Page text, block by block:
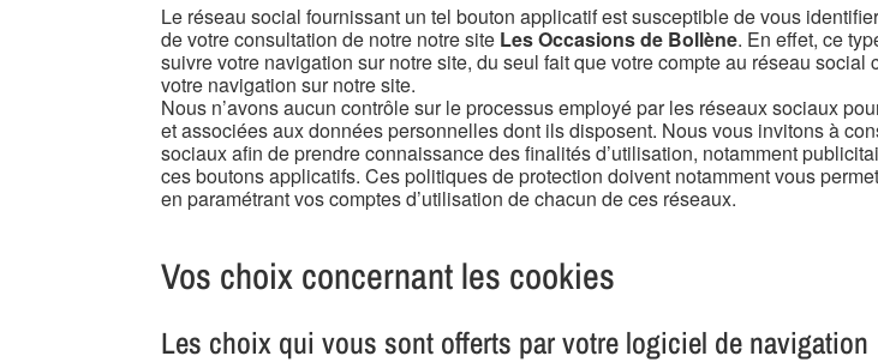
Le réseau social fournissant un tel bouton applicatif est susceptible de vous
de votre consultation de notre notre site Les Occasions de Bollène. En effet, ce
suivre votre navigation sur notre site, du seul fait que votre compte au réseau
votre navigation sur notre site.
Nous n’avons aucun contrôle sur le processus employé par les réseaux sociaux
et associées aux données personnelles dont ils disposent. Nous vous invitons à
sociaux afin de prendre connaissance des finalités d’utilisation, notamment
ces boutons applicatifs. Ces politiques de protection doivent notamment vous
en paramétrant vos comptes d’utilisation de chacun de ces réseaux.
Vos choix concernant les cookies
Les choix qui vous sont offerts par votre logiciel de navigation